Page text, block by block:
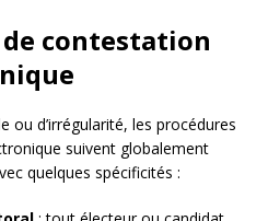
de contestation
ou d’irrégularité, les procédures
suivent globalement
quelques spécificités :